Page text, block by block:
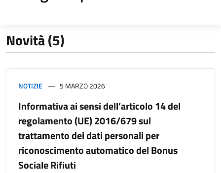
Novità (5)
NOTIZIE 5 MARZO 2026
Informativa ai sensi dell’articolo 14 del
regolamento (UE) 2016/679 sul
trattamento dei dati personali per
riconoscimento automatico del Bonus
Sociale Rifiuti